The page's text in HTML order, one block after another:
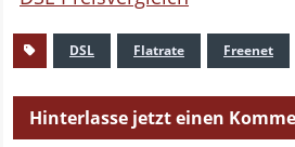
DSL Flatrate Freenet
Hinterlasse jetzt einen